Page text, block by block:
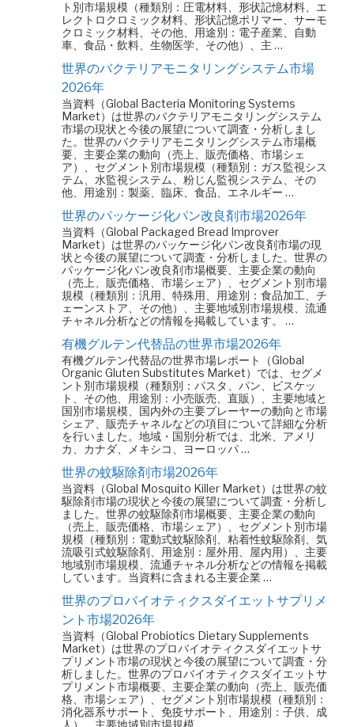
ト別市場規模（種類別：圧電材料、形状記憶材料、エ
レクトロクロミック材料、形状記憶ポリマー、サーモ
クロミック材料、その他、用途別：電子産業、自動
車、食品・飲料、生物医学、その他）、主 …
世界のバクテリアモニタリングシステム市場
2026年
当資料（Global Bacteria Monitoring Systems
Market）は世界のバクテリアモニタリングシステム
市場の現状と今後の展望について調査・分析しまし
た。世界のバクテリアモニタリングシステム市場概
要、主要企業の動向（売上、販売価格、市場シェ
ア）、セグメント別市場規模（種類別：ガス監視シス
テム、水監視システム、粉じん監視システム、その
他、用途別：製薬、臨床、食品、エネルギー …
世界のパッケージ化パン改良剤市場2026年
当資料（Global Packaged Bread Improver
Market）は世界のパッケージ化パン改良剤市場の現
状と今後の展望について調査・分析しました。世界の
パッケージ化パン改良剤市場概要、主要企業の動向
（売上、販売価格、市場シェア）、セグメント別市場
規模（種類別：汎用、特殊用、用途別：食品加工、チ
ェーンストア、その他）、主要地域別市場規模、流通
チャネル分析などの情報を掲載しています。 …
有機グルテン代替品の世界市場2026年
有機グルテン代替品の世界市場レポート（Global
Organic Gluten Substitutes Market）では、セグメ
ント別市場規模（種類別：パスタ、パン、ビスケッ
ト、その他、用途別：小売販売、直販）、主要地域と
国別市場規模、国内外の主要プレーヤーの動向と市場
シェア、販売チャネルなどの項目について詳細な分析
を行いました。地域・国別分析では、北米、アメリ
カ、カナダ、メキシコ、ヨーロッパ …
世界の蚊駆除剤市場2026年
当資料（Global Mosquito Killer Market）は世界の蚊
駆除剤市場の現状と今後の展望について調査・分析し
ました。世界の蚊駆除剤市場概要、主要企業の動向
（売上、販売価格、市場シェア）、セグメント別市場
規模（種類別：電動式蚊駆除剤、粘着性蚊駆除剤、気
流吸引式蚊駆除剤、用途別：屋外用、屋内用）、主要
地域別市場規模、流通チャネル分析などの情報を掲載
しています。当資料に含まれる主要企業 …
世界のプロバイオティクスダイエットサプリメ
ント市場2026年
当資料（Global Probiotics Dietary Supplements
Market）は世界のプロバイオティクスダイエットサ
プリメント市場の現状と今後の展望について調査・分
析しました。世界のプロバイオティクスダイエットサ
プリメント市場概要、主要企業の動向（売上、販売価
格、市場シェア）、セグメント別市場規模（種類別：
消化器系サポート、免疫サポート、用途別：子供、成
人）、主要地域別市場規模 …